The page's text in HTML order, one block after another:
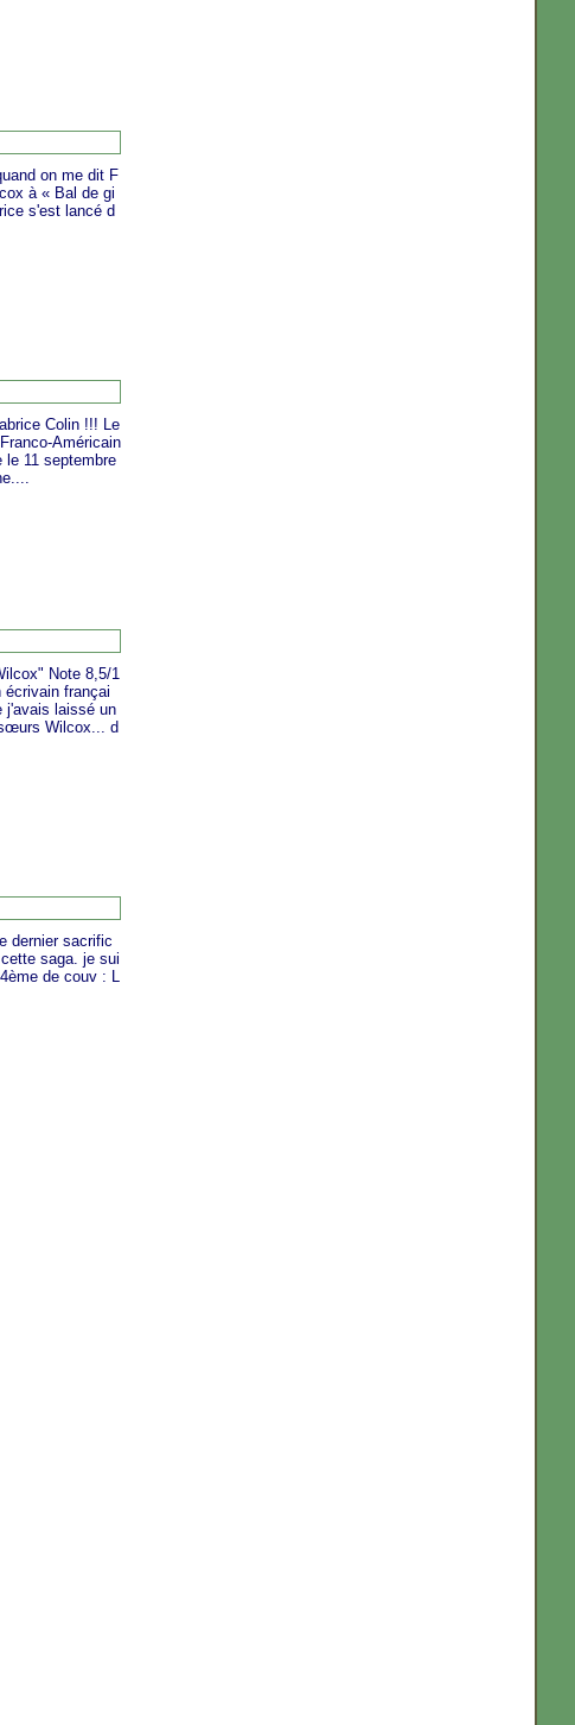
on me dit F
à « Bal de gi
s'est lancé d
Colin !!! Le
Américain
le 11 septembre
Note 8,5/1
françai
j'avais laissé un
Wilcox... d
dernier sacrific
saga. je sui
de couv : L